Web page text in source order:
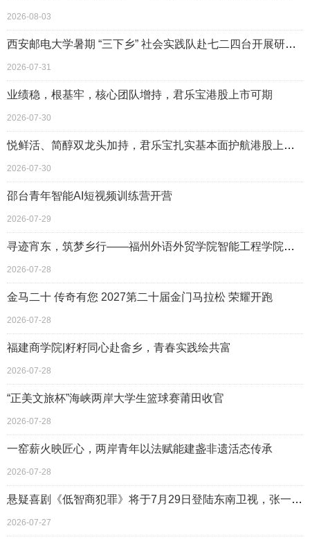
2026-08-03
西安邮电大学暑期 “三下乡” 社会实践队赴七二四台开展研学及实践
2026-07-31
业绩稳，根基牢，核心团队增持，君乐宝港股上市可期
2026-07-30
悦鲜活、简醇双龙头加持，君乐宝扎实基本面护航港股上市之路
2026-07-30
邵台青年智能AI短视频训练营开营
2026-07-29
寻迹宵东，筑梦乡行——福州外语外贸学院智能工程学院云霄助童行
2026-07-28
金马二十 传奇有您 2027第二十届金门马拉松 荣耀开跑
2026-07-28
福建商学院|籽籽同心赴畲乡，青春实践绘共富
2026-07-28
“正美文旅杯”海峡两岸大学生篮球赛莆田收官
2026-07-28
一窑薪火映匠心，两岸青年以法赋能建盏非遗活态传承
2026-07-28
悬疑喜剧《低智商犯罪》将于7月29日登陆东南卫视，张一昂三江口＂擒贼＂引期待
2026-07-27